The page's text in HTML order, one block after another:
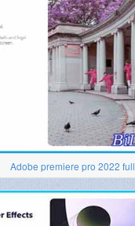
Adobe premiere pro 2022 full